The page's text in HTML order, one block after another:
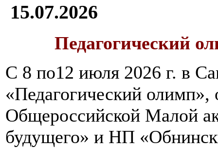
15.07.2026
Педагогический
С 8 по12 июля 2026 г. в
«Педагогический олимп»,
Общероссийской Малой
будущего» и НП